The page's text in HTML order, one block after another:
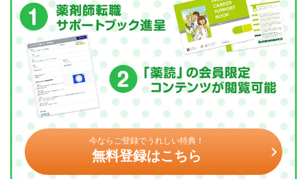
今ならご登録でうれしい特典！
無料登録はこちら